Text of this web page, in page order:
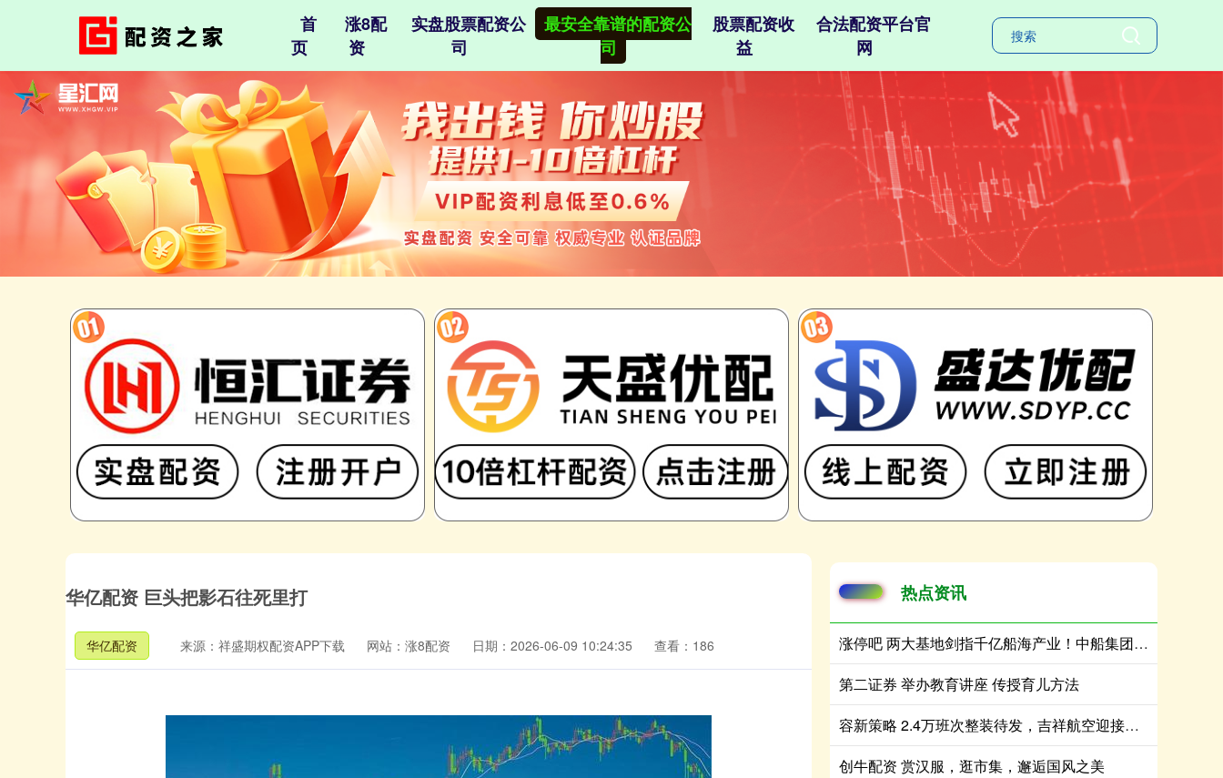
首
页
涨8配
资
实盘股票配资公
司
最安全靠谱的配资公
司
股票配资收
益
合法配资平台官
网
华亿配资 巨头把影石往死里打
华亿配资 来源：祥盛期权配资APP下载 网站：涨8配资 日期：2026-06-09 10:24:35 查看：186
热点资讯
涨停吧 两大基地剑指千亿船海产业！中船集团“十五五”再加码南沙
第二证券 举办教育讲座 传授育儿方法
容新策略 2.4万班次整装待发，吉祥航空迎接暑运出行高峰
创牛配资 赏汉服，逛市集，邂逅国风之美